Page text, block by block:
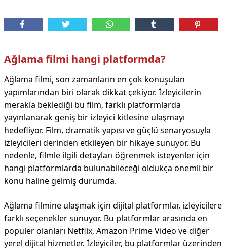
Ağlama filmi hangi platformda?
Ağlama filmi, son zamanların en çok konuşulan
yapımlarından biri olarak dikkat çekiyor. İzleyicilerin
merakla beklediği bu film, farklı platformlarda
yayınlanarak geniş bir izleyici kitlesine ulaşmayı
hedefliyor. Film, dramatik yapısı ve güçlü senaryosuyla
izleyicileri derinden etkileyen bir hikaye sunuyor. Bu
nedenle, filmle ilgili detayları öğrenmek isteyenler için
hangi platformlarda bulunabileceği oldukça önemli bir
konu haline gelmiş durumda.
Ağlama filmine ulaşmak için dijital platformlar, izleyicilere
farklı seçenekler sunuyor. Bu platformlar arasında en
popüler olanları Netflix, Amazon Prime Video ve diğer
yerel dijital hizmetler. İzleyiciler, bu platformlar üzerinden